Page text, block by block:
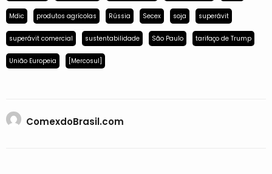
Mdic produtos agrícolas Rússia Secex soja superávit
superávit comercial sustentabilidade São Paulo tarifaço de Trump
União Europeia [Mercosul]
ComexdoBrasil.com